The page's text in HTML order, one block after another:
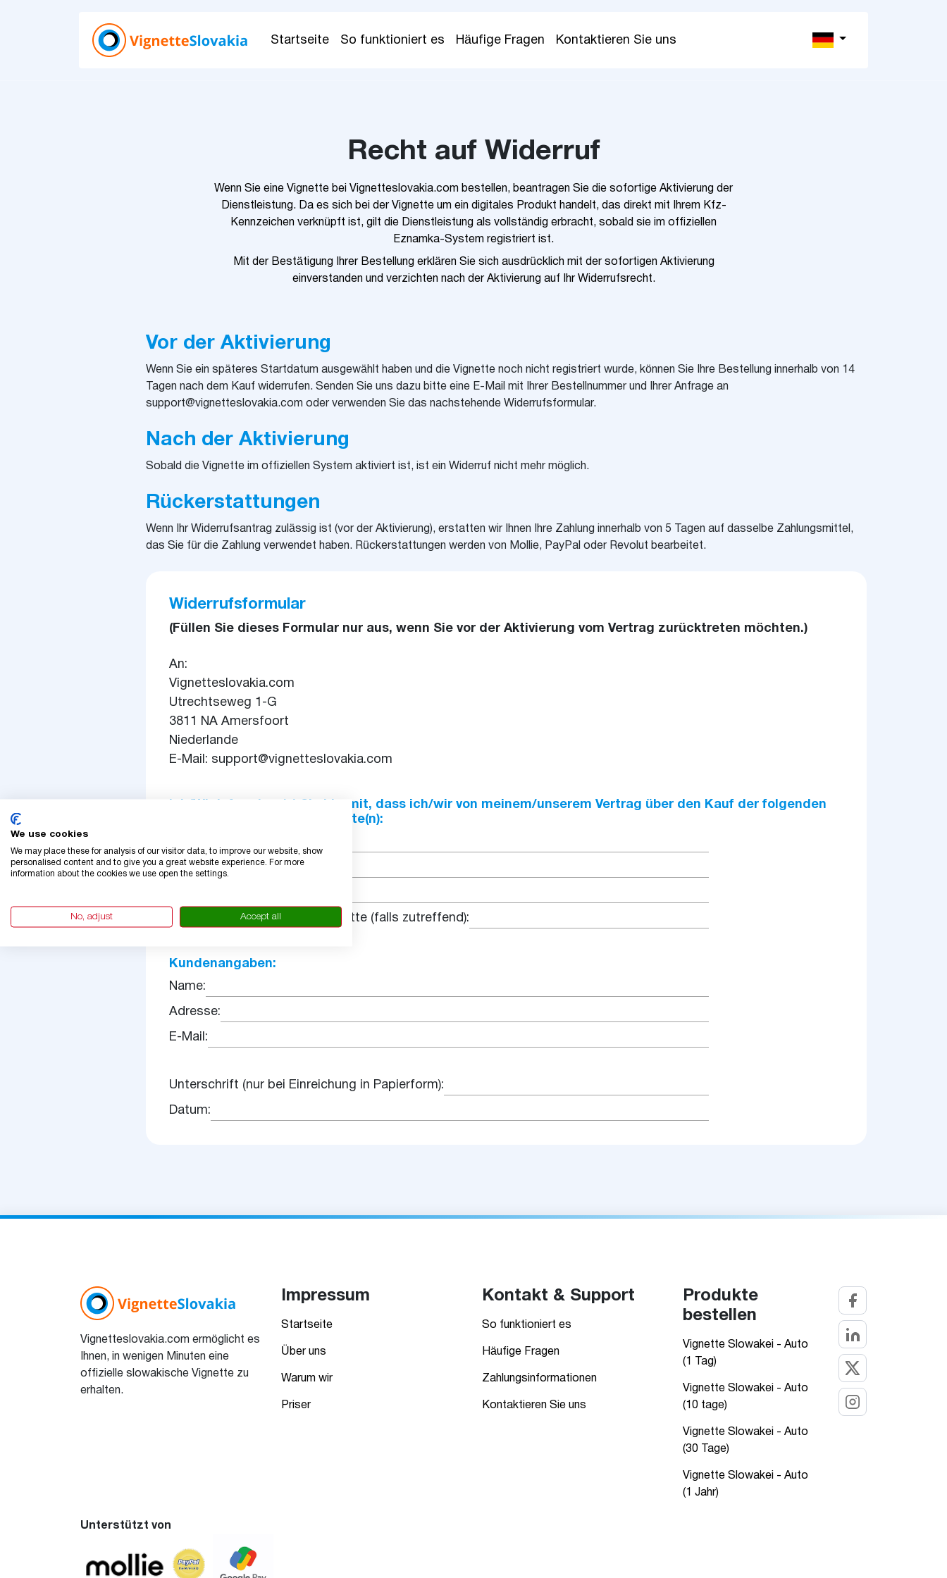
Startseite So funktioniert es Häufige Fragen Kontaktieren Sie uns
Recht auf Widerruf
Wenn Sie eine Vignette bei Vignetteslovakia.com bestellen, beantragen Sie die sofortige Aktivierung der
Dienstleistung. Da es sich bei der Vignette um ein digitales Produkt handelt, das direkt mit Ihrem Kfz-
Kennzeichen verknüpft ist, gilt die Dienstleistung als vollständig erbracht, sobald sie im offiziellen
Eznamka-System registriert ist.
Mit der Bestätigung Ihrer Bestellung erklären Sie sich ausdrücklich mit der sofortigen Aktivierung
einverstanden und verzichten nach der Aktivierung auf Ihr Widerrufsrecht.
Vor der Aktivierung
Wenn Sie ein späteres Startdatum ausgewählt haben und die Vignette noch nicht registriert wurde, können Sie Ihre Bestellung innerhalb von 14
Tagen nach dem Kauf widerrufen. Senden Sie uns dazu bitte eine E-Mail mit Ihrer Bestellnummer und Ihrer Anfrage an
support@vignetteslovakia.com oder verwenden Sie das nachstehende Widerrufsformular.
Nach der Aktivierung
Sobald die Vignette im offiziellen System aktiviert ist, ist ein Widerruf nicht mehr möglich.
Rückerstattungen
Wenn Ihr Widerrufsantrag zulässig ist (vor der Aktivierung), erstatten wir Ihnen Ihre Zahlung innerhalb von 5 Tagen auf dasselbe Zahlungsmittel,
das Sie für die Zahlung verwendet haben. Rückerstattungen werden von Mollie, PayPal oder Revolut bearbeitet.
Widerrufsformular
(Füllen Sie dieses Formular nur aus, wenn Sie vor der Aktivierung vom Vertrag zurücktreten möchten.)
An:
Vignetteslovakia.com
Utrechtseweg 1-G
3811 NA Amersfoort
Niederlande
E-Mail: support@vignetteslovakia.com
Ich/Wir informiere(n) Sie hiermit, dass ich/wir von meinem/unserem Vertrag über den Kauf der folgenden
Produkte zurücktreten möchte(n):
Bestellnummer:
Beginn der Gültigkeit der Vignette (falls zutreffend):
Kundenangaben:
Name:
Adresse:
E-Mail:
Unterschrift (nur bei Einreichung in Papierform):
Datum:
Vignetteslovakia.com ermöglicht es
Ihnen, in wenigen Minuten eine
offizielle slowakische Vignette zu
erhalten.
Impressum
Startseite
Über uns
Warum wir
Priser
Kontakt & Support
So funktioniert es
Häufige Fragen
Zahlungsinformationen
Kontaktieren Sie uns
Produkte
bestellen
Vignette Slowakei - Auto
(1 Tag)
Vignette Slowakei - Auto
(10 tage)
Vignette Slowakei - Auto
(30 Tage)
Vignette Slowakei - Auto
(1 Jahr)
Unterstützt von
We use cookies
We may place these for analysis of our visitor data, to improve our website, show
personalised content and to give you a great website experience. For more
information about the cookies we use open the settings.
No, adjust Accept all